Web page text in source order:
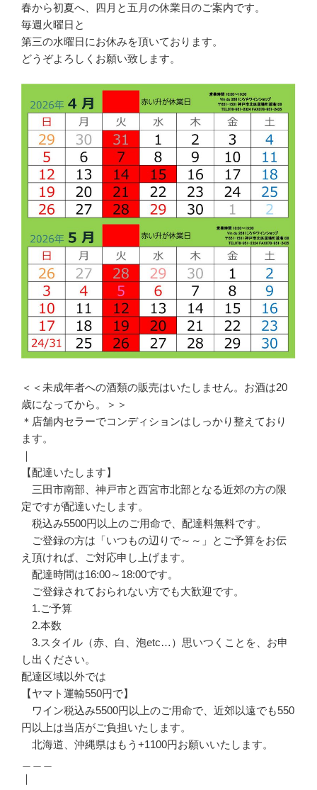
春から初夏へ、四月と五月の休業日のご案内です。
毎週火曜日と
第三の水曜日にお休みを頂いております。
どうぞよろしくお願い致します。
＜＜未成年者への酒類の販売はいたしません。お酒は20
歳になってから。＞＞
＊店舗内セラーでコンディションはしっかり整えており
ます。
｜
【配達いたします】
三田市南部、神戸市と西宮市北部となる近郊の方の限
定ですが配達いたします。
税込み5500円以上のご用命で、配達料無料です。
ご登録の方は「いつもの辺りで～～」とご予算をお伝
え頂ければ、ご対応申し上げます。
配達時間は16:00～18:00です。
ご登録されておられない方でも大歓迎です。
1.ご予算
2.本数
3.スタイル（赤、白、泡etc…）思いつくことを、お申
し出ください。
配達区域以外では
【ヤマト運輸550円で】
ワイン税込み5500円以上のご用命で、近郊以遠でも550
円以上は当店がご負担いたします。
北海道、沖縄県はもう+1100円お願いいたします。
｜